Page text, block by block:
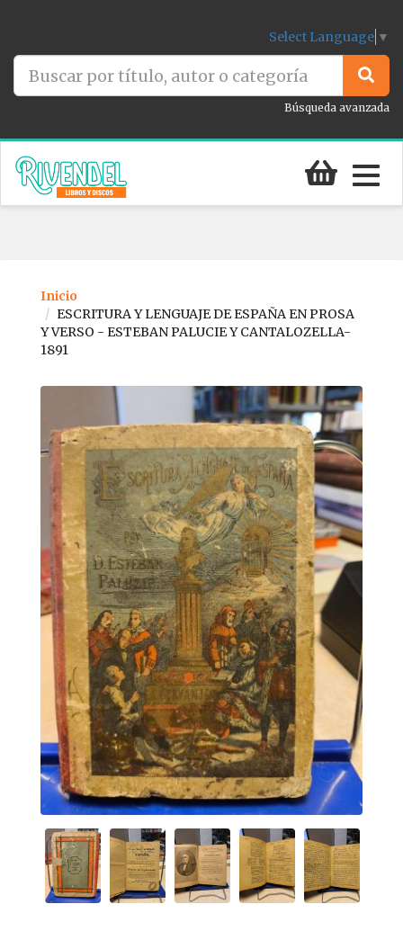
Select Language ▼
Búsqueda avanzada
Inicio
ESCRITURA Y LENGUAJE DE ESPAÑA EN PROSA
Y VERSO - ESTEBAN PALUCIE Y CANTALOZELLA-
1891